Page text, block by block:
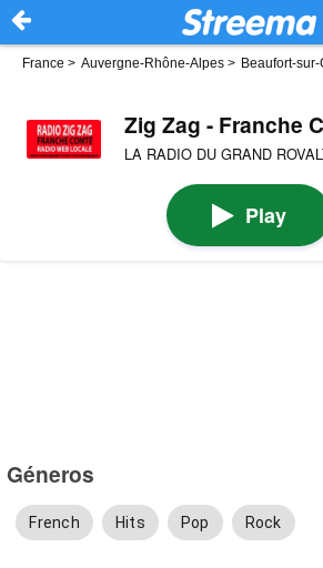
France > Auvergne-Rhône-Alpes > Beaufort-
Zig Zag - Franche
LA RADIO DU GRAND
Play
Géneros
French Hits Pop Rock